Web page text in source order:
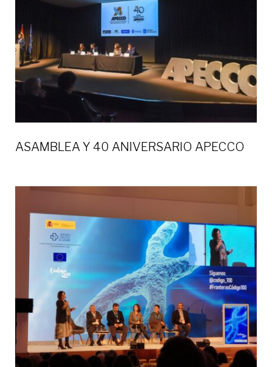
ASAMBLEA Y 40 ANIVERSARIO APECCO